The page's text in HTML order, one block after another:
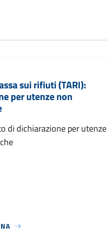
sui rifiuti (TARI):
per utenze non
di dichiarazione per utenze